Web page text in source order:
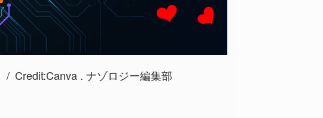
Credit:Canva . ナゾロジー編集部